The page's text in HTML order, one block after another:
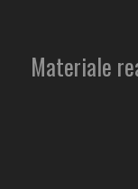
Materiale